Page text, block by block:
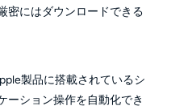
密にはダウンロードできる
製品に搭載されているシ
ーション操作を自動化でき